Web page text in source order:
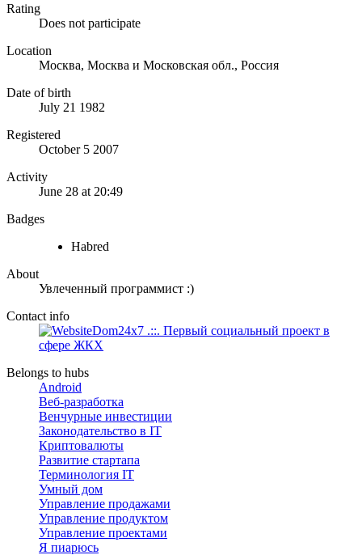
Rating
Does not participate
Location
Москва, Москва и Московская обл., Россия
Date of birth
July 21 1982
Registered
October 5 2007
Activity
June 28 at 20:49
Badges
Habred
About
Увлеченный программист :)
Contact info
Dom24x7 .::. Первый социальный проект в
сфере ЖКХ
Belongs to hubs
Android
Веб-разработка
Венчурные инвестиции
Законодательство в IT
Криптовалюты
Развитие стартапа
Терминология IT
Умный дом
Управление продажами
Управление продуктом
Управление проектами
Я пиарюсь